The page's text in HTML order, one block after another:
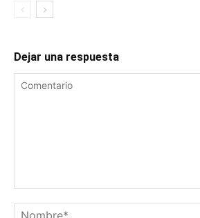
Dejar una respuesta